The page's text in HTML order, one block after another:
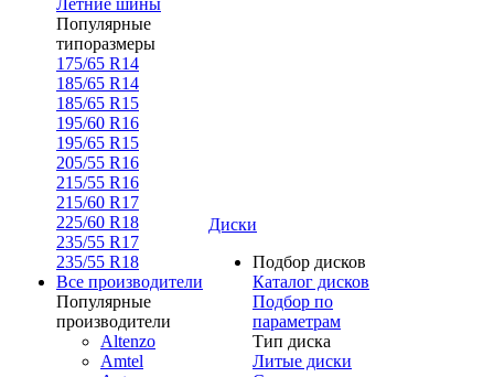
Летние шины
Популярные
типоразмеры
175/65 R14
185/65 R14
185/65 R15
195/60 R16
195/65 R15
205/55 R16
215/55 R16
215/60 R17
225/60 R18
235/55 R17
235/55 R18
Все производители
Популярные
производители
Altenzo
Amtel
Диски
Подбор дисков
Каталог дисков
Подбор по
параметрам
Тип диска
Литые диски